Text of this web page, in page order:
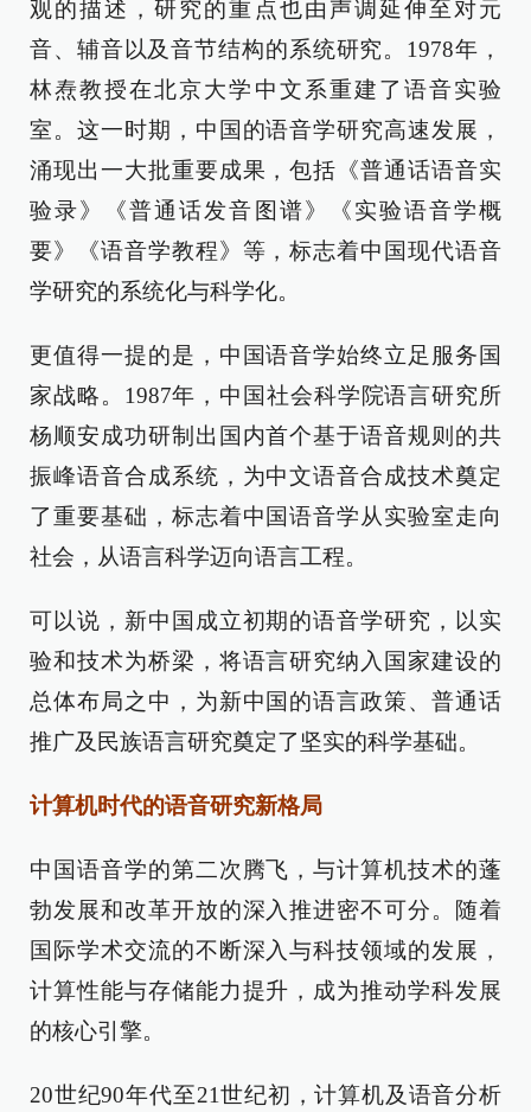
观的描述，研究的重点也由声调延伸至对元
音、辅音以及音节结构的系统研究。1978年，
林焘教授在北京大学中文系重建了语音实验
室。这一时期，中国的语音学研究高速发展，
涌现出一大批重要成果，包括《普通话语音实
验录》《普通话发音图谱》《实验语音学概
要》《语音学教程》等，标志着中国现代语音
学研究的系统化与科学化。
更值得一提的是，中国语音学始终立足服务国
家战略。1987年，中国社会科学院语言研究所
杨顺安成功研制出国内首个基于语音规则的共
振峰语音合成系统，为中文语音合成技术奠定
了重要基础，标志着中国语音学从实验室走向
社会，从语言科学迈向语言工程。
可以说，新中国成立初期的语音学研究，以实
验和技术为桥梁，将语言研究纳入国家建设的
总体布局之中，为新中国的语言政策、普通话
推广及民族语言研究奠定了坚实的科学基础。
计算机时代的语音研究新格局
中国语音学的第二次腾飞，与计算机技术的蓬
勃发展和改革开放的深入推进密不可分。随着
国际学术交流的不断深入与科技领域的发展，
计算性能与存储能力提升，成为推动学科发展
的核心引擎。
20世纪90年代至21世纪初，计算机及语音分析